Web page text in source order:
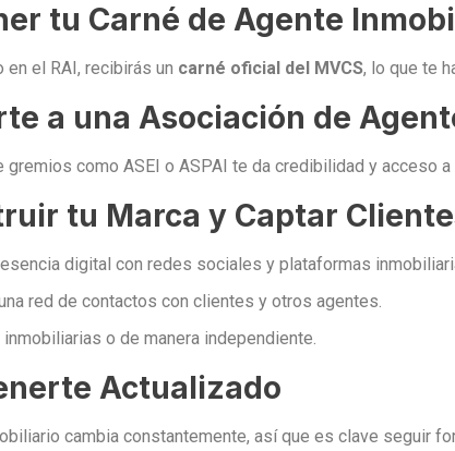
tu Carné de Agente
en el RAI, recibirás un carné oficial del MVCS, lo que te
a una Asociación de
gremios como ASEI o ASPAI te da credibilidad y acceso
tu Marca y Captar
digital con redes sociales y plataformas
red de contactos con clientes y otros agentes.
inmobiliarias o de manera independiente.
Actualizado
cambia constantemente, así que es clave seguir